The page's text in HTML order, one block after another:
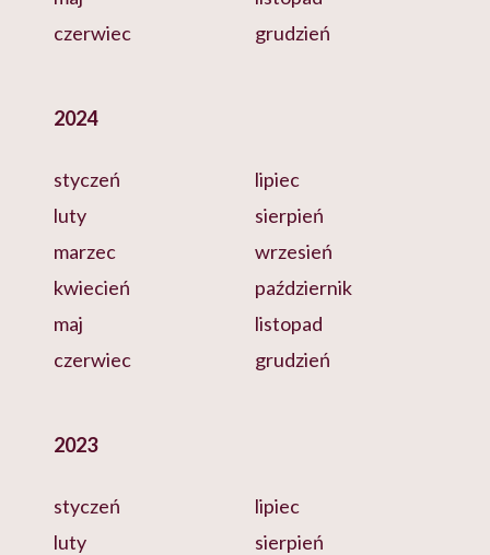
czerwiec
grudzień
2024
styczeń
luty
marzec
kwiecień
maj
czerwiec
lipiec
sierpień
wrzesień
październik
listopad
grudzień
2023
styczeń
luty
lipiec
sierpień